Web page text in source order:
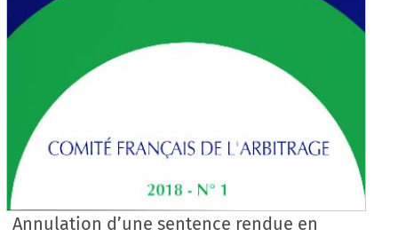
Annulation d’une sentence rendue en